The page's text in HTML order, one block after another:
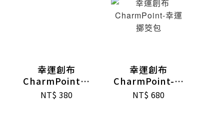
幸運創布
CharmPoint幸
運籤餅(白)
NT$ 380
幸運創布
CharmPoint-幸
運擲筊包
NT$ 680